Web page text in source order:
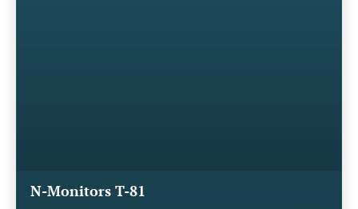
N-Monitors T-81